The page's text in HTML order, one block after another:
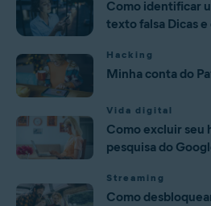
Como identificar
texto falsa Dicas
Hacking
Minha conta do
Vida digital
Como excluir seu
pesquisa do
Streaming
Como